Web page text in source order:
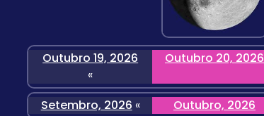
Outubro 19, 2026
«
Outubro 20, 2026
Setembro, 2026 « Outubro, 2026